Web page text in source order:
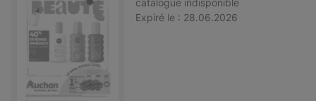
Expiré le : 28.06.2026